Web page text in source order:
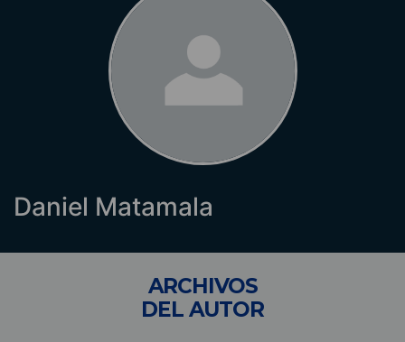
Daniel Matamala
ARCHIVOS
DEL AUTOR